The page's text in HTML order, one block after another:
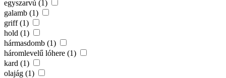
egyszarvú (1)
galamb (1)
griff (1)
hold (1)
hármasdomb (1)
háromlevelű lóhere (1)
kard (1)
olajág (1)